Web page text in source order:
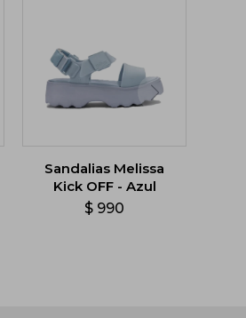
Sandalias Melissa
Kick OFF - Azul
$ 990